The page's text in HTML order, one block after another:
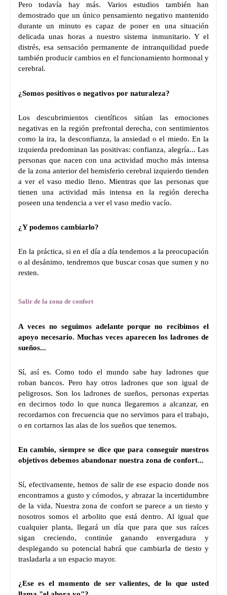
Pero todavía hay más. Varios estudios también han
demostrado que un único pensamiento negativo mantenido
durante un minuto es capaz de poner en una situación
delicada unas horas a nuestro sistema inmunitario. Y el
distrés, esa sensación permanente de intranquilidad puede
también producir cambios en el funcionamiento hormonal y
cerebral.
¿Somos positivos o negativos por naturaleza?
Los descubrimientos científicos sitúan las emociones
negativas en la región prefrontal derecha, con sentimientos
como la ira, la desconfianza, la ansiedad o el miedo. En la
izquierda predominan las positivas: confianza, alegría... Las
personas que nacen con una actividad mucho más intensa
de la zona anterior del hemisferio cerebral izquierdo tienden
a ver el vaso medio lleno. Mientras que las personas que
tienen una actividad más intensa en la región derecha
poseen una tendencia a ver el vaso medio vacío.
¿Y podemos cambiarlo?
En la práctica, si en el día a día tendemos a la preocupación
o al desánimo, tendremos que buscar cosas que sumen y no
resten.
Salir de la zona de confort
A veces no seguimos adelante porque no recibimos el
apoyo necesario. Muchas veces aparecen los ladrones de
sueños...
Sí, así es. Como todo el mundo sabe hay ladrones que
roban bancos. Pero hay otros ladrones que son igual de
peligrosos. Son los ladrones de sueños, personas expertas
en decirnos todo lo que nunca llegaremos a alcanzar, en
recordarnos con frecuencia que no servimos para el trabajo,
o en cortarnos las alas de los sueños que tenemos.
En cambio, siempre se dice que para conseguir nuestros
objetivos debemos abandonar nuestra zona de confort...
Sí, efectivamente, hemos de salir de ese espacio donde nos
encontramos a gusto y cómodos, y abrazar la incertidumbre
de la vida. Nuestra zona de confort se parece a un tiesto y
nosotros somos el arbolito que está dentro. Al igual que
cualquier planta, llegará un día que para que sus raíces
sigan creciendo, continúe ganando envergadura y
desplegando su potencial habrá que cambiarla de tiesto y
trasladarla a un espacio mayor.
¿Ese es el momento de ser valientes, de lo que usted